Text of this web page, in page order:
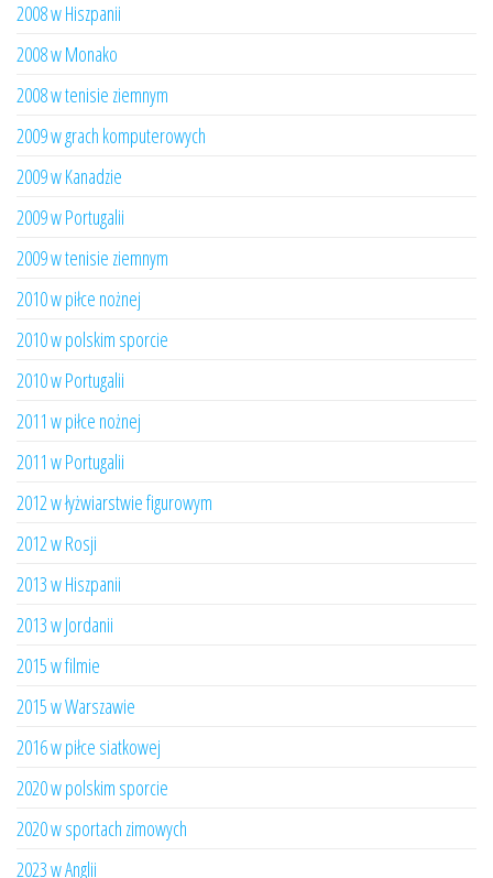
2008 w Hiszpanii
2008 w Monako
2008 w tenisie ziemnym
2009 w grach komputerowych
2009 w Kanadzie
2009 w Portugalii
2009 w tenisie ziemnym
2010 w piłce nożnej
2010 w polskim sporcie
2010 w Portugalii
2011 w piłce nożnej
2011 w Portugalii
2012 w łyżwiarstwie figurowym
2012 w Rosji
2013 w Hiszpanii
2013 w Jordanii
2015 w filmie
2015 w Warszawie
2016 w piłce siatkowej
2020 w polskim sporcie
2020 w sportach zimowych
2023 w Anglii